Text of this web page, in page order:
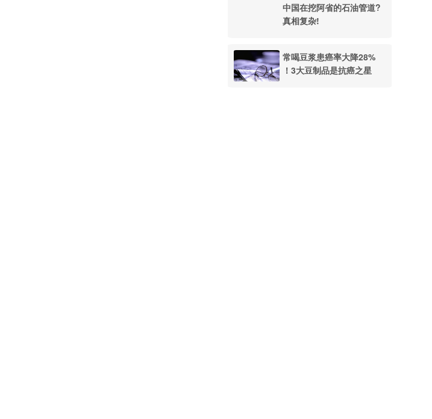
中国在挖阿省的石油管道?
真相复杂!
常喝豆浆患癌率大降28%
！3大豆制品是抗癌之星